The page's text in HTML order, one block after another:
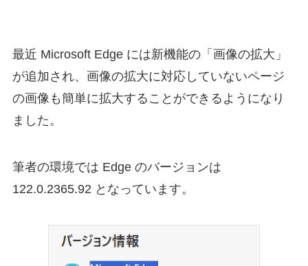
最近 Microsoft Edge には新機能の「画像の拡大」
が追加され、画像の拡大に対応していないページ
の画像も簡単に拡大することができるようになり
ました。
筆者の環境では Edge のバージョンは
122.0.2365.92 となっています。